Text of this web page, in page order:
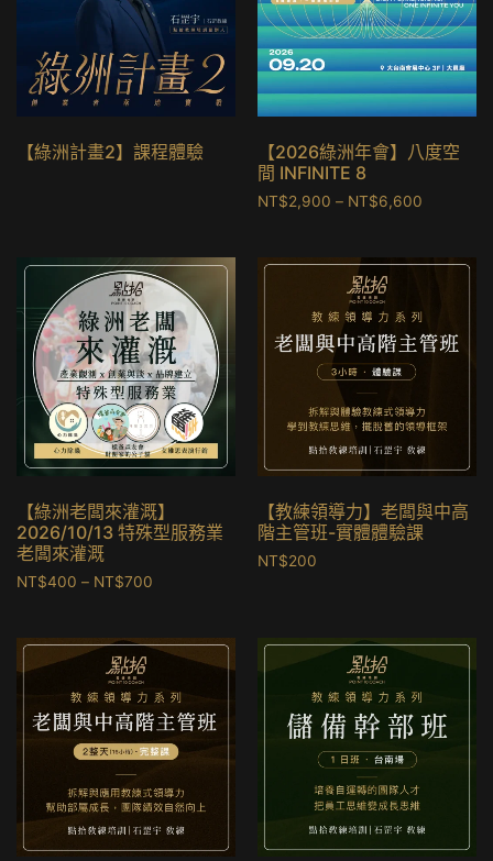
【綠洲計畫2】課程體驗
【2026綠洲年會】八度空
間 INFINITE 8
NT$2,900 – NT$6,600
【綠洲老闆來灌溉】
2026/10/13 特殊型服務業
老闆來灌溉
NT$400 – NT$700
【教練領導力】老闆與中高
階主管班-實體體驗課
NT$200